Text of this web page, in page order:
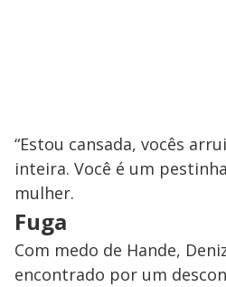
“Estou cansada, vocês
inteira. Você é um
mulher.
Fuga
Com medo de Hande,
encontrado por um